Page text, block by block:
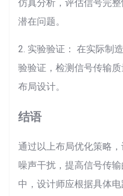
仿真分析，评估信号完
潜在问题。
2. 实验验证： 在实际制
验验证，检测信号传输
布局设计。
结语
通过以上布局优化策略
噪声干扰，提高信号传
中，设计师应根据具体